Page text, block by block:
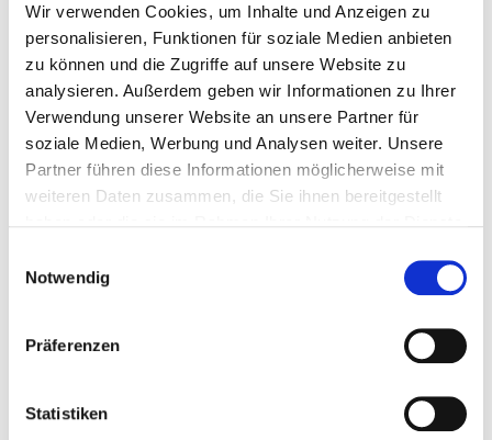
Wir verwenden Cookies, um Inhalte und Anzeigen zu
personalisieren, Funktionen für soziale Medien anbieten
zu können und die Zugriffe auf unsere Website zu
analysieren. Außerdem geben wir Informationen zu Ihrer
Verwendung unserer Website an unsere Partner für
soziale Medien, Werbung und Analysen weiter. Unsere
Partner führen diese Informationen möglicherweise mit
weiteren Daten zusammen, die Sie ihnen bereitgestellt
Notwendig
Präferenzen
Statistiken
(2021), Amartya Sen (2020), Sebastião Salgado (2019),
Aleida und Jan Assmann (2018), sowie in früheren Jahren
unter anderem Swetlana Alexijewitsch (2013), Václav Havel
(1989) und Lew Kopelew (1981).
Teilen Sie diesen Artikel mit Kolleginnen und Kollegen: